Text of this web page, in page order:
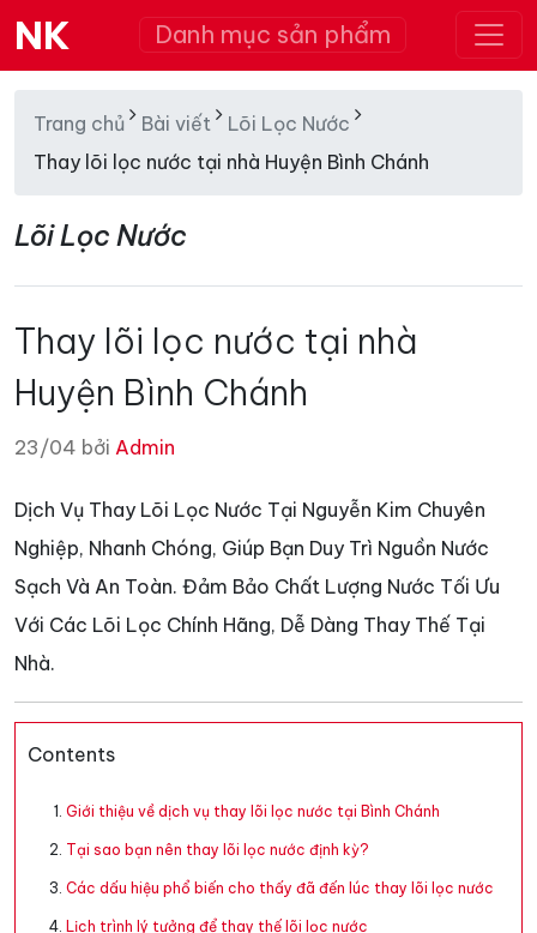
NK Danh mục sản phẩm
Trang chủ Bài viết
Lõi Lọc Nước
Thay lõi lọc nước tại nhà Huyện Bình Chánh
Lõi Lọc Nước
Thay lõi lọc nước tại nhà
Huyện Bình Chánh
23/04 bởi Admin
Dịch Vụ Thay Lõi Lọc Nước Tại Nguyễn Kim Chuyên
Nghiệp, Nhanh Chóng, Giúp Bạn Duy Trì Nguồn Nước
Sạch Và An Toàn. Đảm Bảo Chất Lượng Nước Tối Ưu
Với Các Lõi Lọc Chính Hãng, Dễ Dàng Thay Thế Tại
Nhà.
Contents
Giới thiệu về dịch vụ thay lõi lọc nước tại Bình Chánh
Tại sao bạn nên thay lõi lọc nước định kỳ?
Các dấu hiệu phổ biến cho thấy đã đến lúc thay lõi lọc nước
Lịch trình lý tưởng để thay thế lõi lọc nước